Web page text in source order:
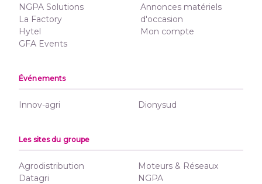
NGPA Solutions
La Factory
Hytel
GFA Events
Annonces matériels
d'occasion
Mon compte
Événements
Innov-agri Dionysud
Les sites du groupe
Agrodistribution
Datagri
Moteurs & Réseaux
NGPA